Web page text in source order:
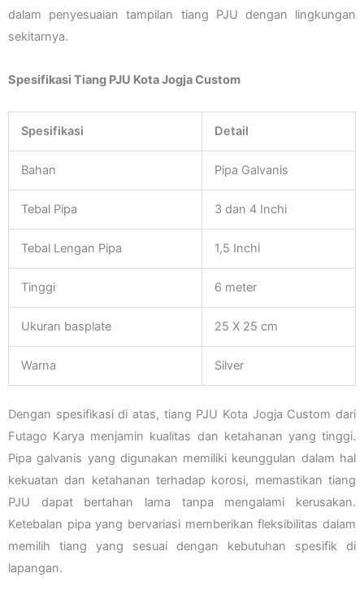
dalam penyesuaian tampilan tiang PJU dengan lingkungan
sekitarnya.
Spesifikasi Tiang PJU Kota Jogja Custom
Spesifikasi Detail
Bahan Pipa Galvanis
Tebal Pipa 3 dan 4 Inchi
Tebal Lengan Pipa 1,5 Inchi
Tinggi 6 meter
Ukuran basplate 25 X 25 cm
Warna Silver
Dengan spesifikasi di atas, tiang PJU Kota Jogja Custom dari
Futago Karya menjamin kualitas dan ketahanan yang tinggi.
Pipa galvanis yang digunakan memiliki keunggulan dalam hal
kekuatan dan ketahanan terhadap korosi, memastikan tiang
PJU dapat bertahan lama tanpa mengalami kerusakan.
Ketebalan pipa yang bervariasi memberikan fleksibilitas dalam
memilih tiang yang sesuai dengan kebutuhan spesifik di
lapangan.